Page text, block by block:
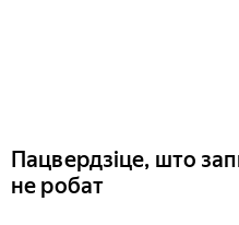
Пацвердзіце, што
не робат